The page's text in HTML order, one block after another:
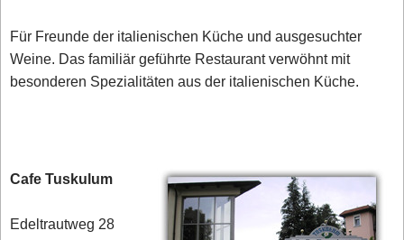
Für Freunde der italienischen Küche und ausgesuchter
Weine. Das familiär geführte Restaurant verwöhnt mit
besonderen Spezialitäten aus der italienischen Küche.
Cafe Tuskulum
Edeltrautweg 28